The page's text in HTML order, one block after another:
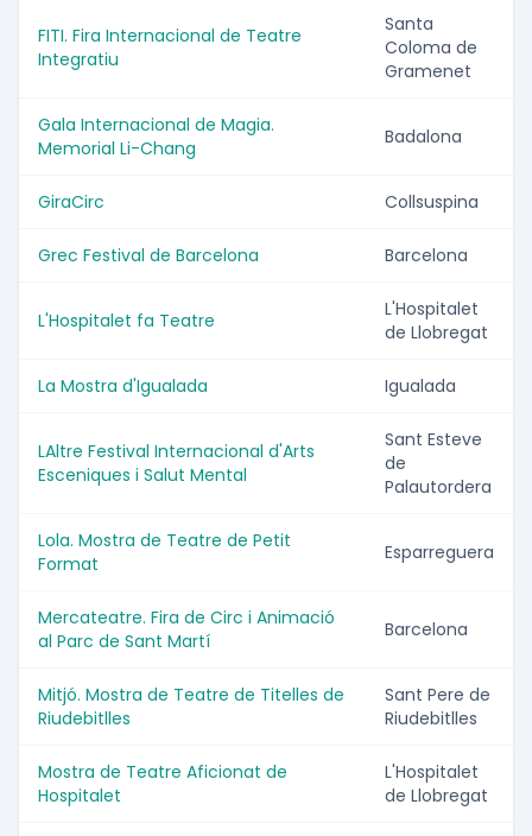
FITI. Fira Internacional de Teatre
Integratiu
Santa
Coloma de
Gramenet
Gala Internacional de Magia.
Memorial Li-Chang
Badalona
GiraCirc Collsuspina
Grec Festival de Barcelona Barcelona
L'Hospitalet fa Teatre
L'Hospitalet
de Llobregat
La Mostra d'Igualada Igualada
LAltre Festival Internacional d'Arts
Esceniques i Salut Mental
Sant Esteve
de
Palautordera
Lola. Mostra de Teatre de Petit
Format
Esparreguera
Mercateatre. Fira de Circ i Animació
al Parc de Sant Martí
Barcelona
Mitjó. Mostra de Teatre de Titelles de
Riudebitlles
Sant Pere de
Riudebitlles
Mostra de Teatre Aficionat de
Hospitalet
L'Hospitalet
de Llobregat